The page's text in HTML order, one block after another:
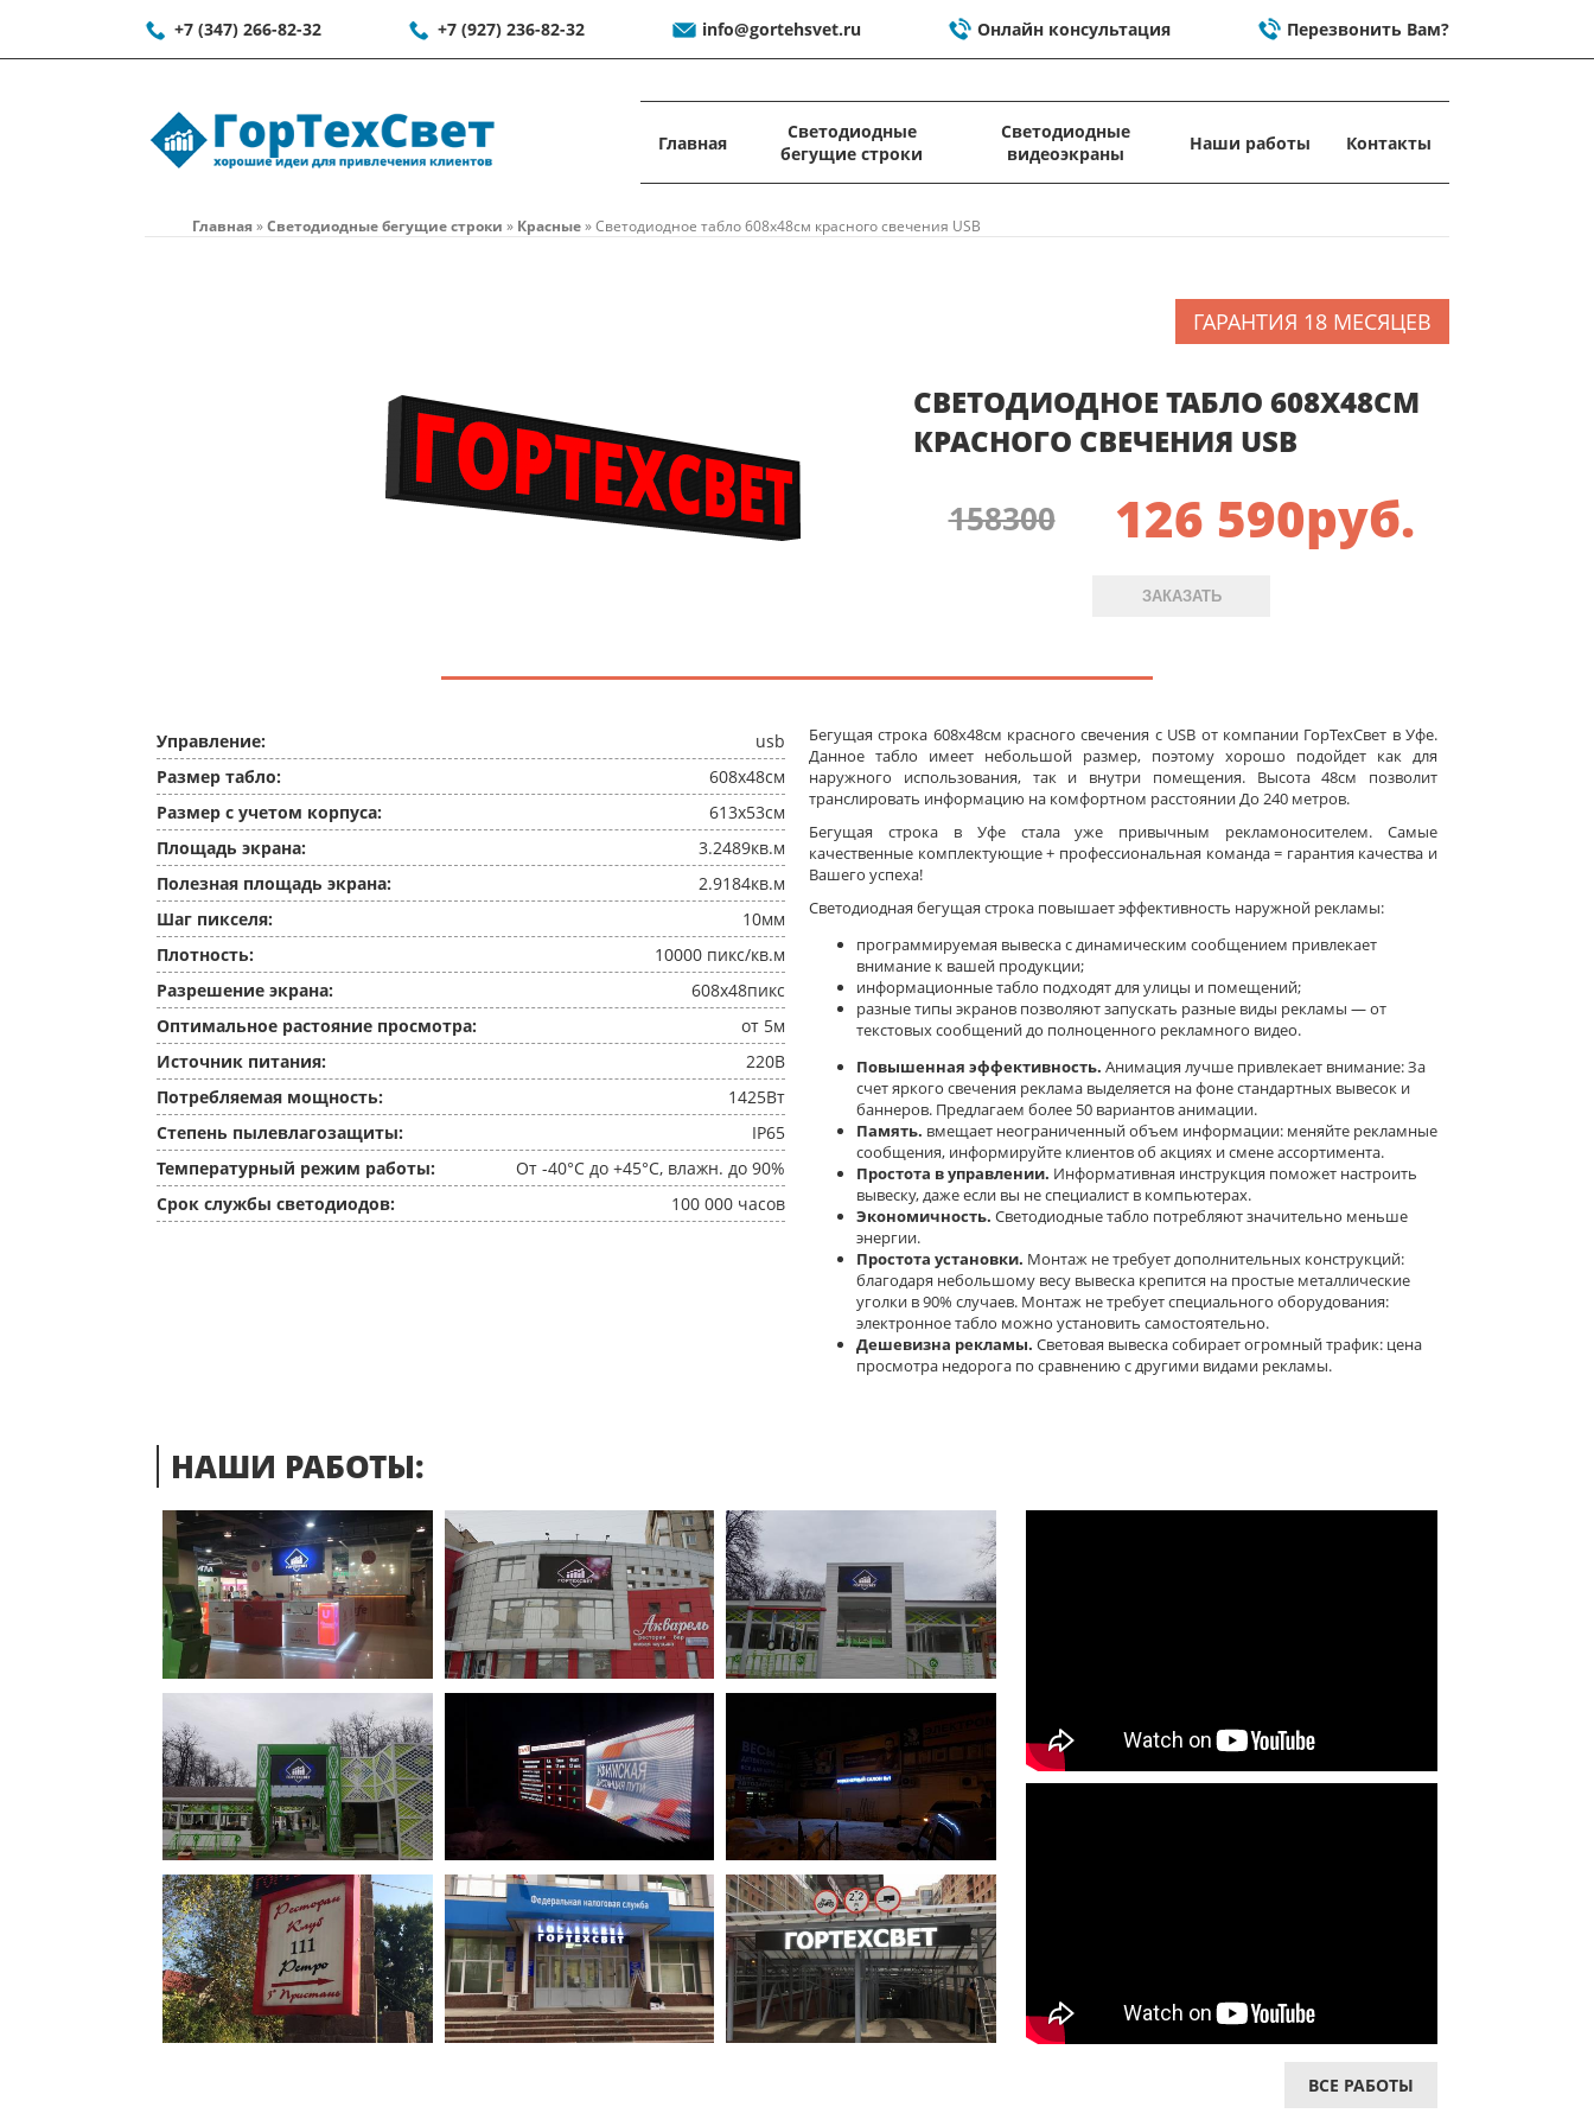
+7 (347) 266-82-32 +7 (927) 236-82-32 info@gortehsvet.ru Онлайн консультация Перезвонить Вам?
Главная
Светодиодные
бегущие строки
Светодиодные
видеоэкраны
Наши работы Контакты
Главная»Светодиодные бегущие строки » Красные»Светодиодное табло 608x48см красного свечения USB
СВЕТОДИОДНОЕ ТАБЛО 608X48СМ
КРАСНОГО СВЕЧЕНИЯ USB
158300 126 590руб.
ЗАКАЗАТЬ
ГАРАНТИЯ 18 МЕСЯЦЕВ
Управление:
usb
Размер табло:
608x48см
Размер с учетом корпуса:
613x53см
Площадь экрана:
3.2489кв.м
Полезная площадь экрана:
2.9184кв.м
Шаг пикселя:
10мм
Плотность:
10000 пикс/кв.м
Разрешение экрана:
608x48пикс
Оптимальное растояние просмотра:
от 5м
Источник питания:
220В
Потребляемая мощность:
1425Вт
Степень пылевлагозащиты:
IP65
Температурный режим работы:
От -40°C до +45°C, влажн. до 90%
Срок службы светодиодов:
100 000 часов
Бегущая строка 608x48см красного свечения c USB от компании ГорТехСвет в Уфе.
Данное табло имеет небольшой размер, поэтому хорошо подойдет как для
наружного использования, так и внутри помещения. Высота 48см позволит
транслировать информацию на комфортном расстоянии До 240 метров.
Бегущая строка в Уфе стала уже привычным рекламоносителем. Самые
качественные комплектующие + профессиональная команда = гарантия качества и
Вашего успеха!
Светодиодная бегущая строка повышает эффективность наружной рекламы:
программируемая вывеска с динамическим сообщением привлекает
внимание к вашей продукции;
информационные табло подходят для улицы и помещений;
разные типы экранов позволяют запускать разные виды рекламы — от
текстовых сообщений до полноценного рекламного видео.
Повышенная эффективность. Анимация лучше привлекает внимание: За
счет яркого свечения реклама выделяется на фоне стандартных вывесок и
баннеров. Предлагаем более 50 вариантов анимации.
Память. вмещает неограниченный объем информации: меняйте рекламные
сообщения, информируйте клиентов об акциях и смене ассортимента.
Простота в управлении. Информативная инструкция поможет настроить
вывеску, даже если вы не специалист в компьютерах.
Экономичность. Светодиодные табло потребляют значительно меньше
энергии.
Простота установки. Монтаж не требует дополнительных конструкций:
благодаря небольшому весу вывеска крепится на простые металлические
уголки в 90% случаев. Монтаж не требует специального оборудования:
электронное табло можно установить самостоятельно.
Дешевизна рекламы. Световая вывеска собирает огромный трафик: цена
просмотра недорога по сравнению с другими видами рекламы.
НАШИ РАБОТЫ:
ВСЕ РАБОТЫ